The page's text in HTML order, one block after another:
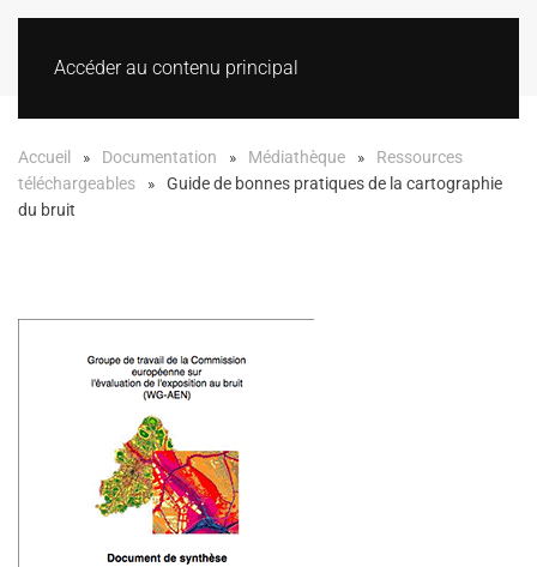
Accéder au contenu principal
Accueil Documentation Médiathèque
Ressources
téléchargeables
Guide de bonnes pratiques de la cartographie
du bruit